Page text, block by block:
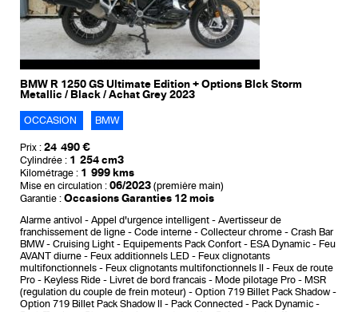
BMW R 1250 GS Ultimate Edition + Options Blck Storm
Metallic / Black / Achat Grey 2023
OCCASION BMW
Prix : 24 490 €
Cylindrée : 1 254 cm3
Kilométrage : 1 999 kms
Mise en circulation : 06/2023 (première main)
Garantie : Occasions Garanties 12 mois
Alarme antivol Appel d'urgence intelligent
Avertisseur de
franchissement de ligne
Code interne Collecteur chrome
Crash Bar
BMW
Cruising Light Equipements Pack Confort ESA Dynamic
Feu
AVANT diurne
Feux additionnels LED
Feux clignotants
multifonctionnels
Feux clignotants multifonctionnels II
Feux de route
Pro
Keyless Ride Livret de bord francais Mode pilotage Pro
MSR
(regulation du couple de frein moteur)
Option 719 Billet Pack Shadow
Option 719 Billet Pack Shadow II
Pack Connected
Pack Dynamic